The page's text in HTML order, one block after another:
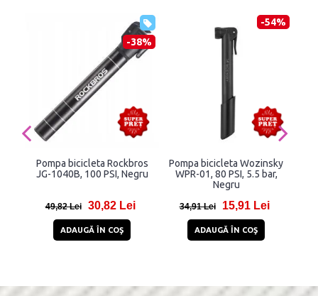
-38%
Pompa bicicleta Rockbros
JG-1040B, 100 PSI, Negru
49,82 Lei 30,82 Lei
ADAUGĂ ÎN COŞ
-54%
Pompa bicicleta Wozinsky
WPR-01, 80 PSI, 5.5 bar,
Negru
34,91 Lei 15,91 Lei
ADAUGĂ ÎN COŞ